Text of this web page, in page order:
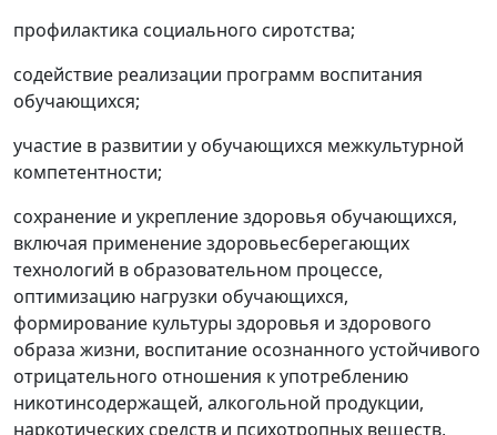
профилактика социального сиротства;
содействие реализации программ воспитания
обучающихся;
участие в развитии у обучающихся межкультурной
компетентности;
сохранение и укрепление здоровья обучающихся,
включая применение здоровьесберегающих
технологий в образовательном процессе,
оптимизацию нагрузки обучающихся,
формирование культуры здоровья и здорового
образа жизни, воспитание осознанного устойчивого
отрицательного отношения к употреблению
никотинсодержащей, алкогольной продукции,
наркотических средств и психотропных веществ,